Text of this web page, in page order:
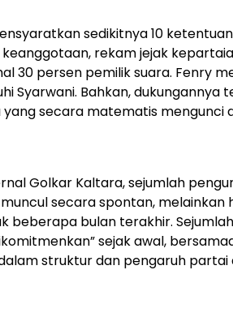
sedikitnya 10
rekam jejak
30 persen pemilik suara. Fenry
Syarwani. Bahkan, dukungannya
yang secara matematis mengunci
Golkar Kaltara, sejumlah
secara spontan, melainkan
beberapa bulan terakhir.
sejak awal,
struktur dan pengaruh partai